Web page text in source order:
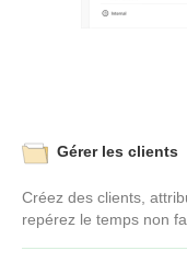
Gérer les clients
Créez des clients,
repérez le temps non